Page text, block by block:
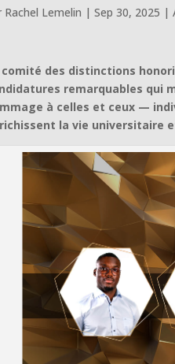
Rachel Lemelin |Sep 30, 2025 |
comité des distinctions
remarquables qui
à celles et ceux —
la vie universitaire